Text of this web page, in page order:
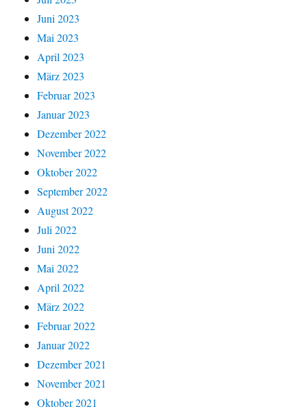
Juni 2023
Mai 2023
April 2023
März 2023
Februar 2023
Januar 2023
Dezember 2022
November 2022
Oktober 2022
September 2022
August 2022
Juli 2022
Juni 2022
Mai 2022
April 2022
März 2022
Februar 2022
Januar 2022
Dezember 2021
November 2021
Oktober 2021